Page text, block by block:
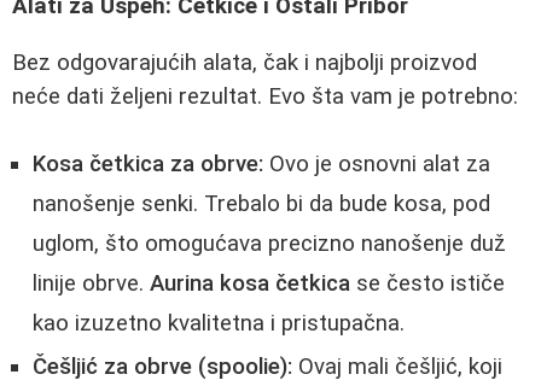
Alati za Uspeh: Četkice i Ostali Pribor
Bez odgovarajućih alata, čak i najbolji proizvod
neće dati željeni rezultat. Evo šta vam je potrebno:
Kosa četkica za obrve: Ovo je osnovni alat za
nanošenje senki. Trebalo bi da bude kosa, pod
uglom, što omogućava precizno nanošenje duž
linije obrve. Aurina kosa četkica se često ističe
kao izuzetno kvalitetna i pristupačna.
Češljić za obrve (spoolie): Ovaj mali češljić, koji